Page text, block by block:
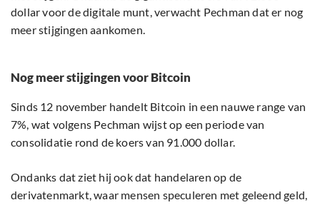
dollar voor de digitale munt, verwacht Pechman dat er nog
meer stijgingen aankomen.
Nog meer stijgingen voor Bitcoin
Sinds 12 november handelt Bitcoin in een nauwe range van
7%, wat volgens Pechman wijst op een periode van
consolidatie rond de koers van 91.000 dollar.
Ondanks dat ziet hij ook dat handelaren op de
derivatenmarkt, waar mensen speculeren met geleend geld,